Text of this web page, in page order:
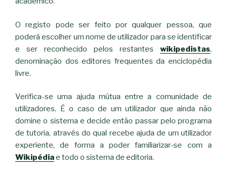
O registo pode ser feito por qualquer pessoa, que
poderá escolher um nome de utilizador para se identificar
e ser reconhecido pelos restantes wikipedistas,
denominação dos editores frequentes da enciclopédia
livre.
Verifica-se uma ajuda mútua entre a comunidade de
utilizadores. É o caso de um utilizador que ainda não
domine o sistema e decide então passar pelo programa
de tutoria, através do qual recebe ajuda de um utilizador
experiente, de forma a poder familiarizar-se com a
Wikipédiae todo o sistema de editoria.